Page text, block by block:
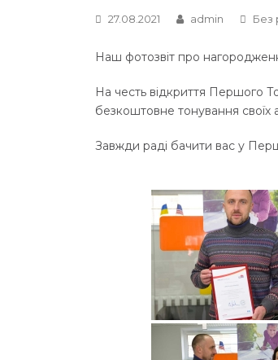
27.08.2021 admin Без
Наш фотозвіт про
На честь відкриття Першого
безкоштовне тонування своїх
Завжди раді бачити вас у